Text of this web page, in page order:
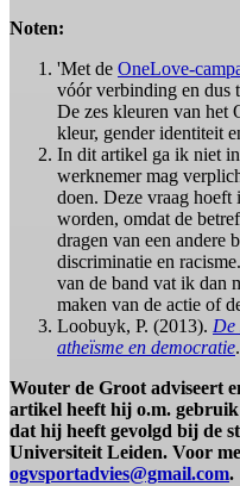
Noten:
'Met de OneLove-
vóór verbinding en dus
De zes kleuren van het
kleur, gender identiteit
In dit artikel ga ik niet
werknemer mag
doen. Deze vraag
worden, omdat de
dragen van een andere
discriminatie en
van de band vat ik dan
maken van de actie of
Loobuyk, P. (2013). De
atheïsme en democratie
Wouter de Groot adviseert
artikel heeft hij o.m.
dat hij heeft gevolgd bij de
Universiteit Leiden. Voor
ogvsportadvies@gmail.com.